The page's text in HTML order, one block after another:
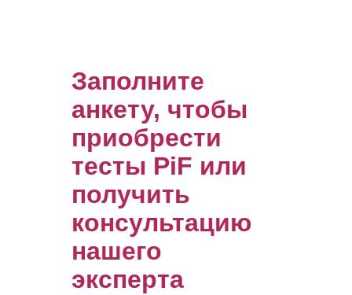
Заполните
анкету, чтобы
приобрести
тесты PiF или
получить
консультацию
нашего
эксперта